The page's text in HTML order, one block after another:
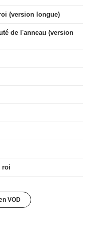
(version longue)
de l'anneau (version
roi
VOD